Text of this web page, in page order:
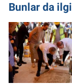
Bunlar da